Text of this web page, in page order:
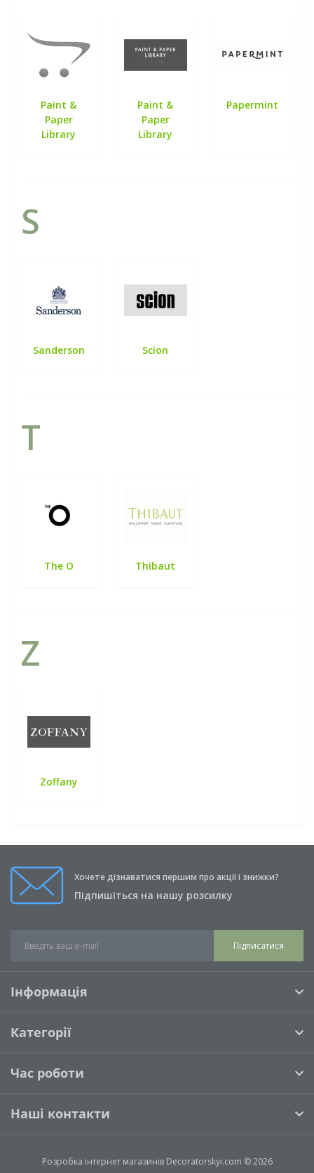
Paint &
Paper
Library
Paint &
Paper
Library
Papermint
S
Sanderson Scion
T
The O Thibaut
Z
Zoffany
Хочете дізнаватися першим про акції і знижки?
Підпишіться на нашу розсилку
Підписатися
Інформація
Категорії
Час роботи
Наші контакти
Розробка інтернет магазинівDecoratorskyi.com © 2026